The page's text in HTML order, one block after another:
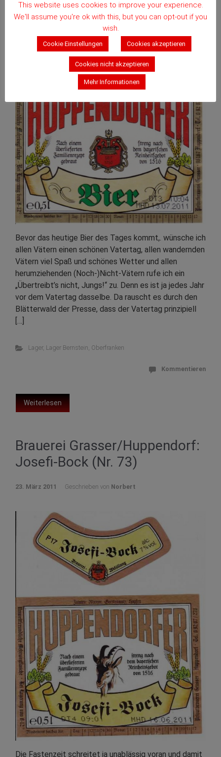
Bevor das heutige Bier des Tages kommt,. wünsche ich
allen Vätern einen schönen Vatertag, allen wandernden
Vätern viel Spaß und schönes Wetter und allen
herumziehenden (Noch-)Nicht-Vätern rufe ich ein
„Übertreibt’s nicht, Jungs!“ zu. Denn es ist ja jedes Jahr
vor dem Vatertag dasselbe. Da rauscht es durch den
Blätterwald der Presse, dass der Vatertag prinzipiell
[…]
Lager, Lager Bernstein, Oberfranken
Kommentieren
Weiterlesen
Brauerei Grasser/Huppendorf:
Josefi-Bock (Nr. 73)
23. März 2011 Geschrieben von Norbert
Die Fastenzeit schreitet ja unablässig voran und damit
This website uses cookies to improve your experience.
We'll assume you're ok with this, but you can opt-out if you
wish.
Cookie Einstellungen Cookies akzeptieren
Cookies nicht akzeptieren
Mehr Informationen